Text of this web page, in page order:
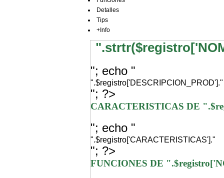
Detalles
Tips
+Info
"; echo "
".$registro['DESCRIPCION_PROD']."
"; ?>
CARACTERISTICAS DE
"; echo "
".$registro['CARACTERISTICAS']."
"; ?>
FUNCIONES DE